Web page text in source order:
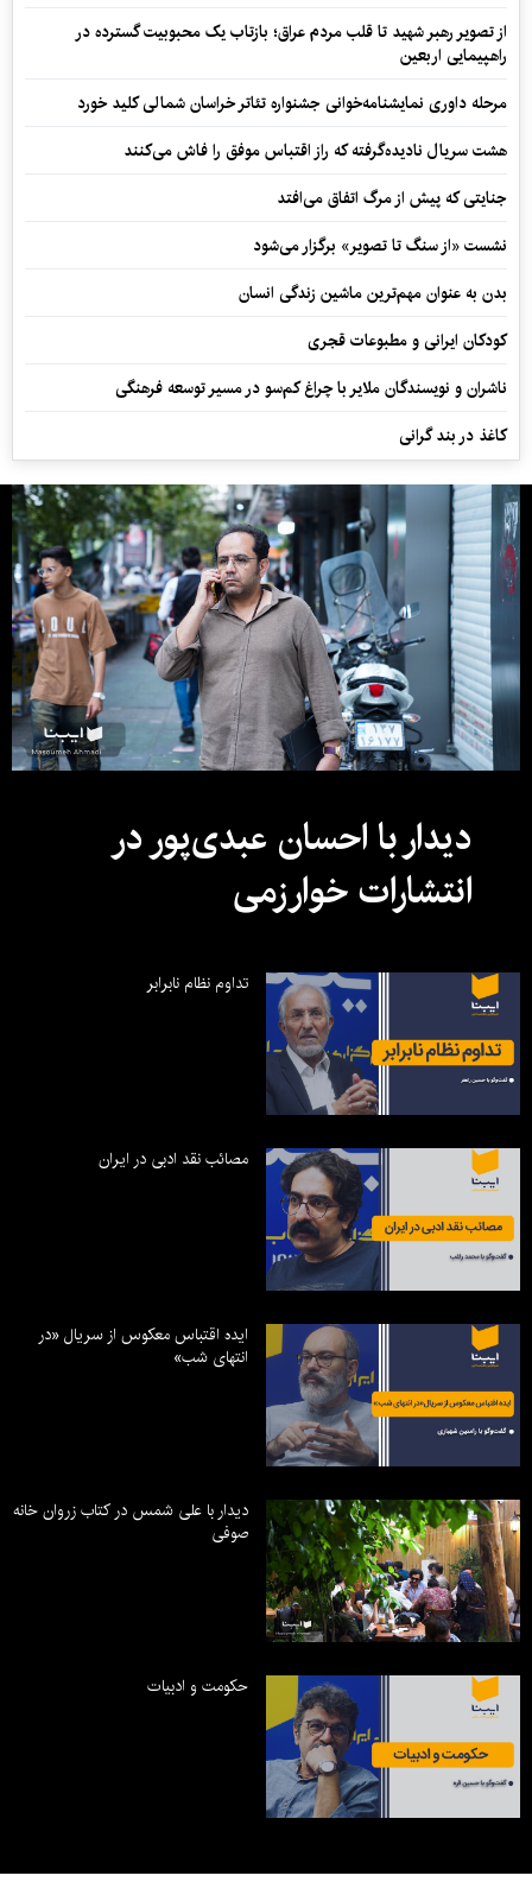
از تصویر رهبر شهید تا قلب مردم عراق؛ بازتاب یک محبوبیت گسترده در
راهپیمایی اربعین
مرحله داوری نمایشنامه‌خوانی جشنواره تئاتر خراسان شمالی کلید خورد
هشت سریال نادیده‌گرفته که راز اقتباس موفق را فاش می‌کنند
جنایتی که پیش از مرگ اتفاق می‌افتد
نشست «از سنگ تا تصویر» برگزار می‌شود
بدن به عنوان مهم‌ترین ماشین زندگی انسان
کودکان ایرانی و مطبوعات قجری
ناشران و نویسندگان ملایر با چراغ کم‌سو در مسیر توسعه فرهنگی
کاغذ در بند گرانی
دیدار با احسان عبدی‌پور در
انتشارات خوارزمی
تداوم نظام نابرابر
مصائب نقد ادبی در ایران
ایده اقتباس معکوس از سریال «در
انتهای شب»
دیدار با علی شمس در کتاب زروان خانه
صوفی
حکومت و ادبیات